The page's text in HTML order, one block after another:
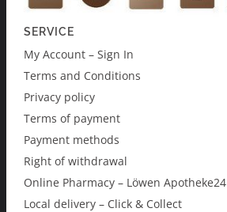
SERVICE
My Account – Sign In
Terms and Conditions
Privacy policy
Terms of payment
Payment methods
Right of withdrawal
Online Pharmacy – Löwen Apotheke24
Local delivery – Click & Collect